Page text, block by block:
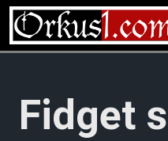
Zum
Inhalt
springen
Fidget